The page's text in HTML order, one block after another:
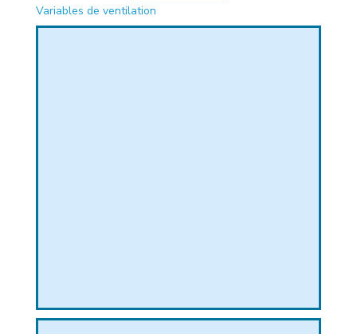
Variables de ventilation